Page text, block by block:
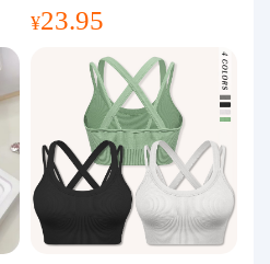
运动文胸
¥23.95